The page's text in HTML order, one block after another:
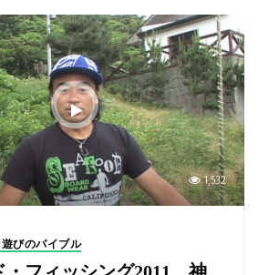
1,532
びのバイブル